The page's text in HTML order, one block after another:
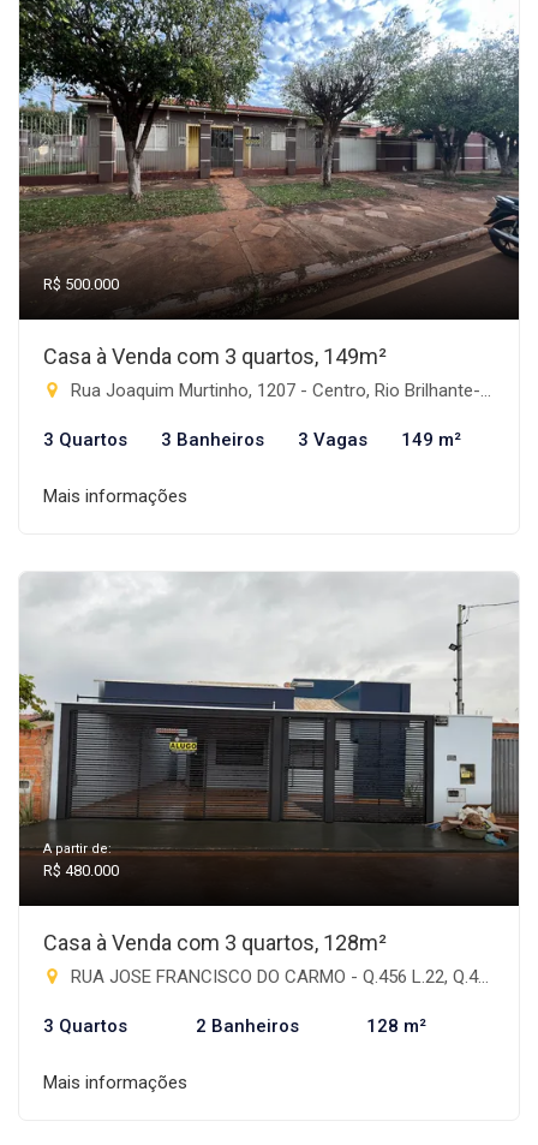
R$ 500.000
Casa à Venda com 3 quartos, 149m²
Rua Joaquim Murtinho, 1207 - Centro, Rio Brilhante-MS
3 Quartos 3 Banheiros 3 Vagas 149 m²
Mais informações
A partir de:
R$ 480.000
Casa à Venda com 3 quartos, 128m²
RUA JOSE FRANCISCO DO CARMO - Q.456 L.22, Q.459 L.22 - Antônia de Souza Barbosa, Rio Brilhante-MS
3 Quartos 2 Banheiros 128 m²
Mais informações